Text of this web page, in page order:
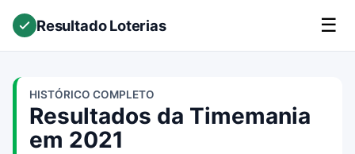
Resultado Loterias ☰
HISTÓRICO COMPLETO
Resultados da Timemania
em 2021